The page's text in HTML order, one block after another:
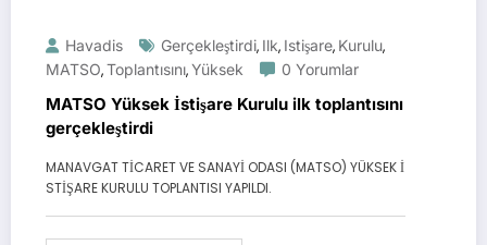
Havadis Gerçekleştirdi, Ilk, Istişare, Kurulu,
MATSO,Toplantısını,Yüksek 0 Yorumlar
MATSO Yüksek İstişare Kurulu ilk toplantısını
gerçekleştirdi
MANAVGAT TİCARET VE SANAYİ ODASI (MATSO) YÜKSEK İ
STİŞARE KURULU TOPLANTISI YAPILDI.